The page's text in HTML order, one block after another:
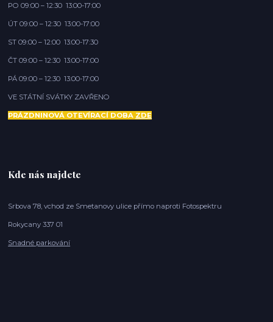
PO 09:00 – 12:30 13:00-17:00
ÚT 09:00 – 12:30 13:00-17:00
ST 09:00 – 12:00 13:00-17:30
ČT 09:00 – 12:30 13:00-17:00
PÁ 09:00 – 12:30 13:00-17:00
VE STÁTNÍ SVÁTKY ZAVŘENO
PRÁZDNINOVÁ OTEVÍRACÍ DOBA ZDE
Kde nás najdete
Srbova 78, vchod ze Smetanovy ulice přímo naproti Fotospektru
Rokycany 337 01
Snadné parkování